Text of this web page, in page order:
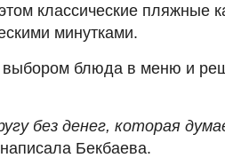
классические пляжные
минутками.
выбором блюда в меню и
без денег, которая
Бекбаева.